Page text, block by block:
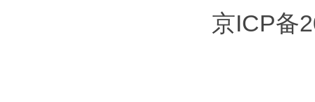
京ICP备